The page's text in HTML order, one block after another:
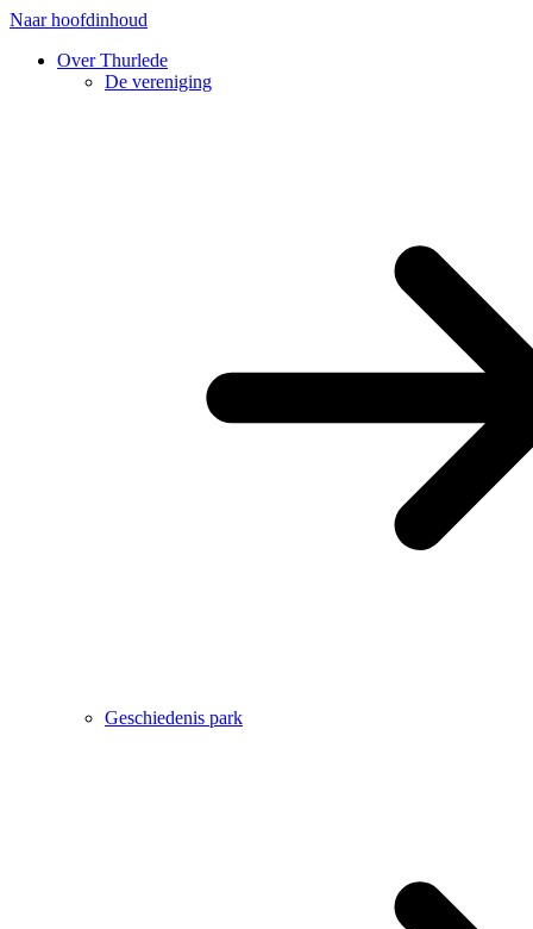
Naar hoofdinhoud
Over Thurlede
De vereniging
Geschiedenis park